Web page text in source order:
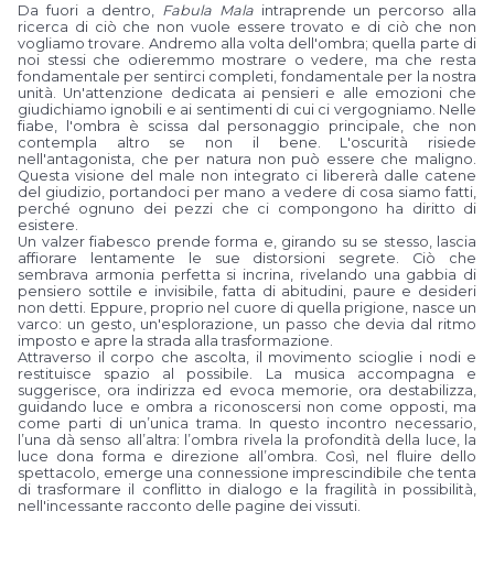
Da fuori a dentro, Fabula Malaintraprende un percorso alla
ricerca di ciò che non vuole essere trovato e di ciò che non
vogliamo trovare. Andremo alla volta dell'ombra; quella parte di
noi stessi che odieremmo mostrare o vedere, ma che resta
fondamentale per sentirci completi, fondamentale per la nostra
unità. Un'attenzione dedicata ai pensieri e alle emozioni che
giudichiamo ignobili e ai sentimenti di cui ci vergogniamo. Nelle
fiabe, l'ombra è scissa dal personaggio principale, che non
contempla altro se non il bene. L'oscurità risiede
nell'antagonista, che per natura non può essere che maligno.
Questa visione del male non integrato ci libererà dalle catene
del giudizio, portandoci per mano a vedere di cosa siamo fatti,
perché ognuno dei pezzi che ci compongono ha diritto di
esistere.
Un valzer fiabesco prende forma e, girando su se stesso, lascia
affiorare lentamente le sue distorsioni segrete. Ciò che
sembrava armonia perfetta si incrina, rivelando una gabbia di
pensiero sottile e invisibile, fatta di abitudini, paure e desideri
non detti. Eppure, proprio nel cuore di quella prigione, nasce un
varco: un gesto, un'esplorazione, un passo che devia dal ritmo
imposto e apre la strada alla trasformazione.
Attraverso il corpo che ascolta, il movimento scioglie i nodi e
restituisce spazio al possibile. La musica accompagna e
suggerisce, ora indirizza ed evoca memorie, ora destabilizza,
guidando luce e ombra a riconoscersi non come opposti, ma
come parti di un’unica trama. In questo incontro necessario,
l’una dà senso all’altra: l’ombra rivela la profondità della luce, la
luce dona forma e direzione all’ombra. Così, nel fluire dello
spettacolo, emerge una connessione imprescindibile che tenta
di trasformare il conflitto in dialogo e la fragilità in possibilità,
nell'incessante racconto delle pagine dei vissuti.